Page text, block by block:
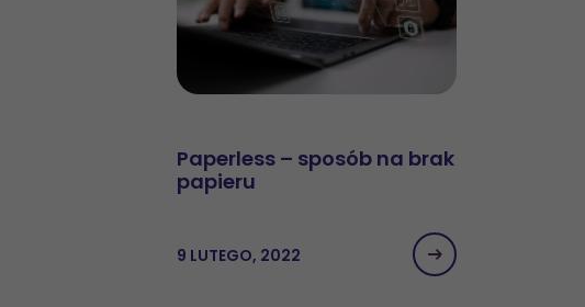
Paperless – sposób na brak
papieru
9 LUTEGO, 2022